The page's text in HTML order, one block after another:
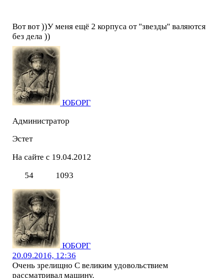
Вот вот ))У меня ещё 2 корпуса от "звезды" валяются
без дела ))
ЮБОРГ
Администратор
Эстет
На сайте с 19.04.2012
54
1093
ЮБОРГ
20.09.2016, 12:36
Очень зрелищно С великим удовольствием
рассматривал машину.